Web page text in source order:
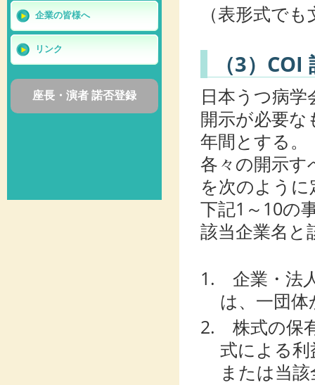
企業の皆様へ
リンク
座長・演者 諾否登録
（表形式で
（3）
日本うつ病
開示が必要
年間とする。
各々の開示す
を次のよう
下記1～10の
該当企業名と
1. 企業・法
は、一団
2. 株式の保
式による利
または当